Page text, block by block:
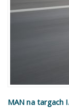
MAN na targach